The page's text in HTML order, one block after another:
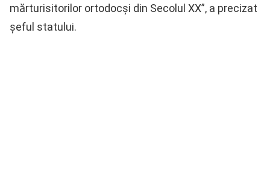
mărturisitorilor ortodocşi din Secolul XX”, a precizat
șeful statului.